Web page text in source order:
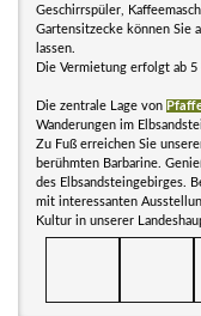
Geschirrspüler,
Gartensitzecke können Sie
lassen.
Die Vermietung erfolgt ab 5
Die zentrale Lage von
Wanderungen im
Zu Fuß erreichen Sie
berühmten Barbarine.
des Elbsandsteingebirges.
mit interessanten
Kultur in unserer